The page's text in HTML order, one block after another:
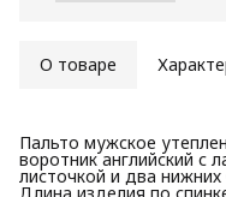
О товаре
Пальто мужское
воротник английский с
листочкой и два
Длина изделия по